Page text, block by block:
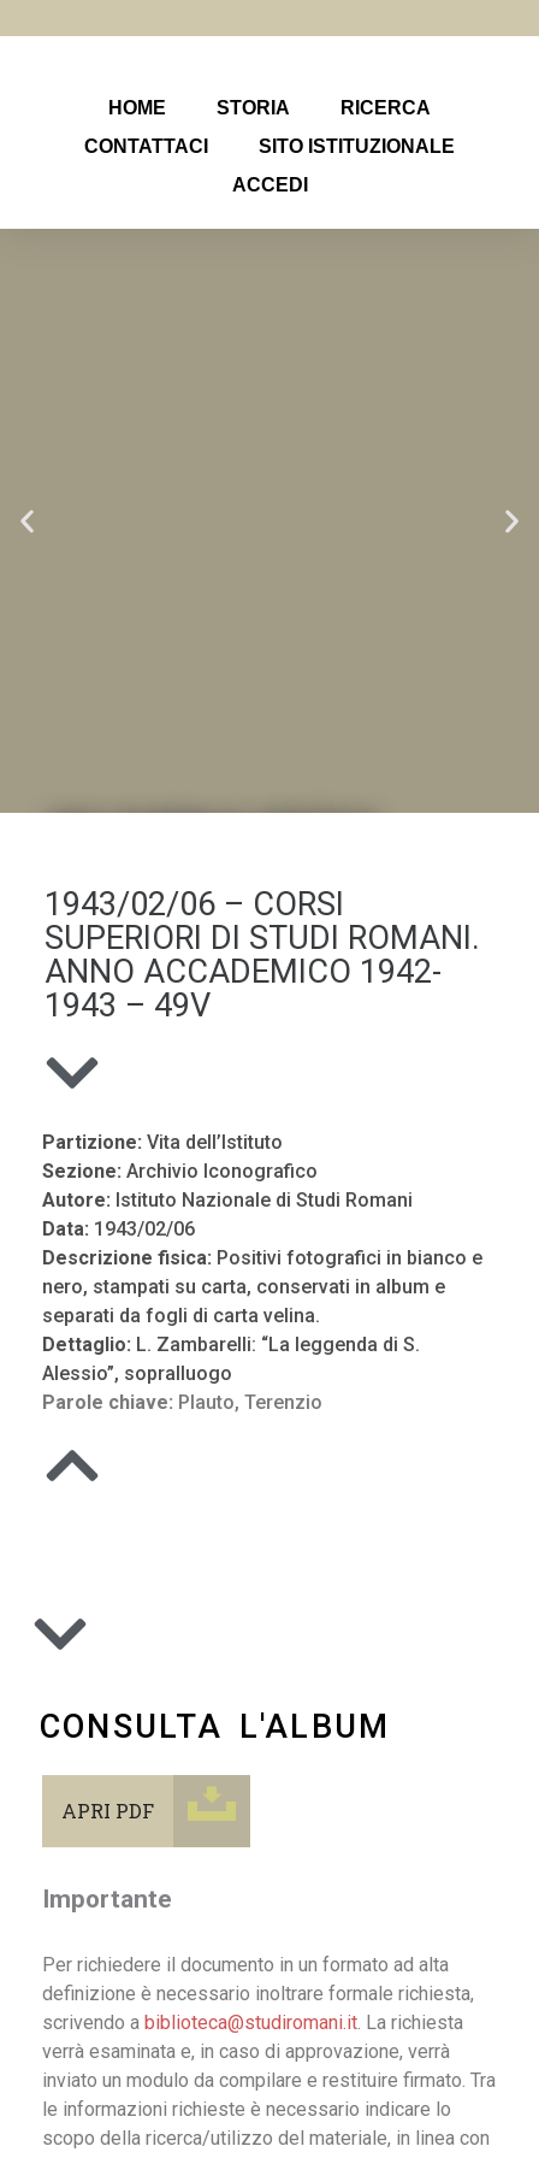
HOME STORIA
RICERCA
CONTATTACI
SITO ISTITUZIONALE
ACCEDI
.LA "VITA DELL'ISTITUTO" ATTRAVERSO LE IMMAGINI
1943/02/06 – CORSI
SUPERIORI DI STUDI ROMANI.
ANNO ACCADEMICO 1942-
1943 – 49V
Partizione: Vita dell’Istituto
Sezione: Archivio Iconografico
Autore: Istituto Nazionale di Studi Romani
Data: 1943/02/06
Descrizione fisica: Positivi fotografici in bianco e
nero, stampati su carta, conservati in album e
separati da fogli di carta velina.
Dettaglio: L. Zambarelli: “La leggenda di S.
Alessio”, sopralluogo
Parole chiave: Plauto, Terenzio
CONSULTA L'ALBUM
APRI PDF
Importante
Per richiedere il documento in un formato ad alta
definizione è necessario inoltrare formale richiesta,
scrivendo a biblioteca@studiromani.it. La richiesta
verrà esaminata e, in caso di approvazione, verrà
inviato un modulo da compilare e restituire firmato. Tra
le informazioni richieste è necessario indicare lo
scopo della ricerca/utilizzo del materiale, in linea con